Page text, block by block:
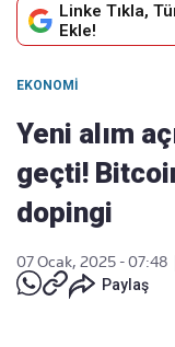
Linke Tıkla,
Ekle!
EKONOMI
Yeni alım
geçti!
dopingi
07 Ocak, 2025 - 07:48
Paylaş